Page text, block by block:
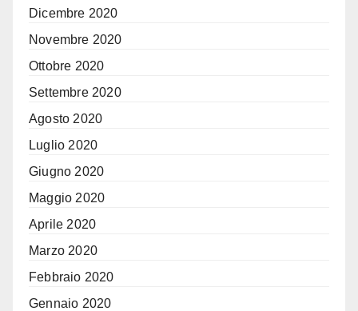
Dicembre 2020
Novembre 2020
Ottobre 2020
Settembre 2020
Agosto 2020
Luglio 2020
Giugno 2020
Maggio 2020
Aprile 2020
Marzo 2020
Febbraio 2020
Gennaio 2020